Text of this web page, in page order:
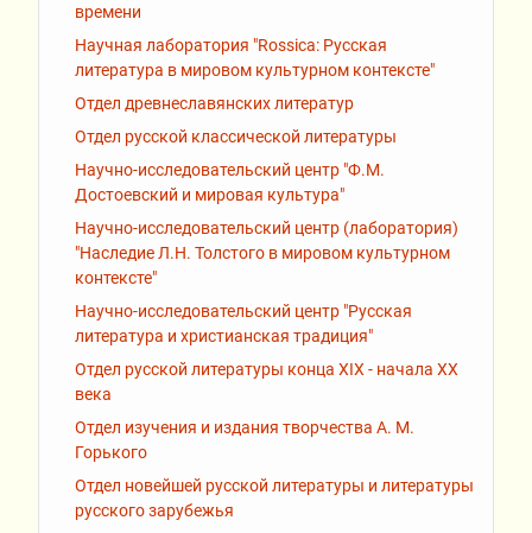
времени
Научная лаборатория "Rossiсa: Русская
литература в мировом культурном контексте"
Отдел древнеславянских литератур
Отдел русской классической литературы
Научно-исследовательский центр "Ф.М.
Достоевский и мировая культура"
Научно-исследовательский центр (лаборатория)
"Наследие Л.Н. Толстого в мировом культурном
контексте"
Научно-исследовательский центр "Русская
литература и христианская традиция"
Отдел русской литературы конца XIX - начала XX
века
Отдел изучения и издания творчества А. М.
Горького
Отдел новейшей русской литературы и литературы
русского зарубежья